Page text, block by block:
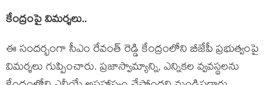
కేంద్రంపై విమ‌ర్శ‌లు..
ఈ సంద‌ర్భంగా సీఎం రేవంత్ రెడ్డి కేంద్రంలోని బీజేపీ ప్ర‌భుత్వంపై
విమ‌ర్శ‌లు గుప్పించారు. ప్రజాస్వామ్యాన్ని, ఎన్నికల వ్వవస్థలను